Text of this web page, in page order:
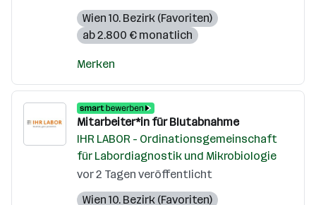
Wien 10. Bezirk (Favoriten)
ab 2.800 € monatlich
Merken
Mitarbeiter*in für Blutabnahme
IHR LABOR - Ordinationsgemeinschaft
für Labordiagnostik und Mikrobiologie
vor 2 Tagen veröffentlicht
Wien 10. Bezirk (Favoriten)